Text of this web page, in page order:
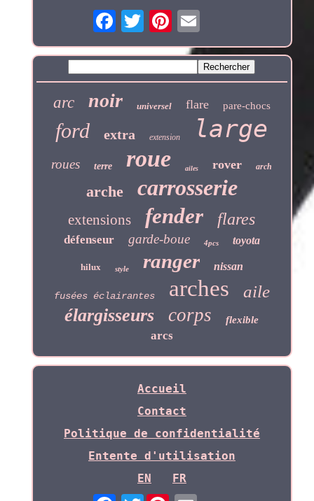
arc noir universel flare pare-chocs
ford extra extension large
roues terre roue ailes rover arch
arche carrosserie
extensions fender flares
défenseur garde-boue 4pcs toyota
hilux style ranger nissan
fusées éclairantes arches aile
élargisseurs corps flexible
arcs
Accueil
Contact
Politique de confidentialité
Entente d'utilisation
EN
FR